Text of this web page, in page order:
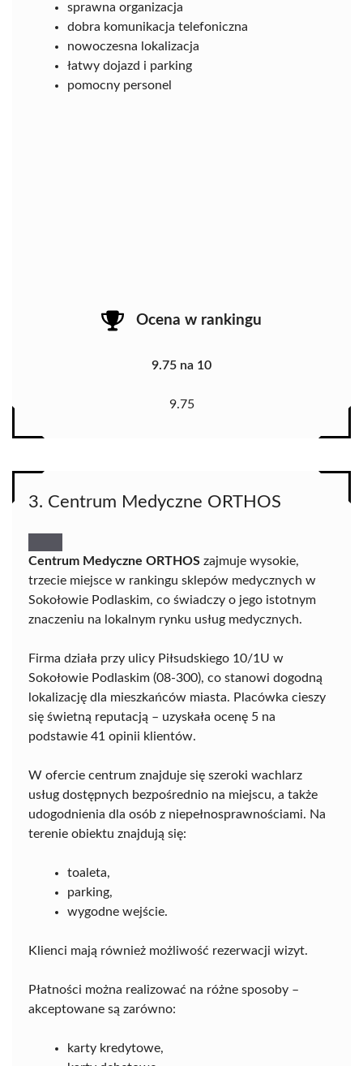
sprawna organizacja
dobra komunikacja telefoniczna
nowoczesna lokalizacja
łatwy dojazd i parking
pomocny personel
Ocena w rankingu
9.75 na 10
9.75
3. Centrum Medyczne ORTHOS
Centrum Medyczne ORTHOS zajmuje wysokie,
trzecie miejsce w rankingu sklepów medycznych w
Sokołowie Podlaskim, co świadczy o jego istotnym
znaczeniu na lokalnym rynku usług medycznych.
Firma działa przy ulicy Piłsudskiego 10/1U w
Sokołowie Podlaskim (08-300), co stanowi dogodną
lokalizację dla mieszkańców miasta. Placówka cieszy
się świetną reputacją – uzyskała ocenę 5 na
podstawie 41 opinii klientów.
W ofercie centrum znajduje się szeroki wachlarz
usług dostępnych bezpośrednio na miejscu, a także
udogodnienia dla osób z niepełnosprawnościami. Na
terenie obiektu znajdują się:
toaleta,
parking,
wygodne wejście.
Klienci mają również możliwość rezerwacji wizyt.
Płatności można realizować na różne sposoby –
akceptowane są zarówno:
karty kredytowe,